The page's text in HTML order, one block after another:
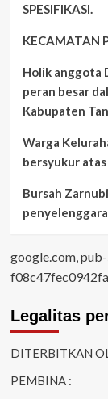
SPESIFIKASI.
KECAMATAN
Holik anggota
peran besar
Kabupaten
Warga
bersyukur
Bursah
google.com,
Legalitas
DITERBITKAN
PEMBINA :